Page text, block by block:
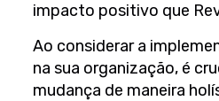
impacto positivo que
Ao considerar a
na sua organização, é
mudança de maneira